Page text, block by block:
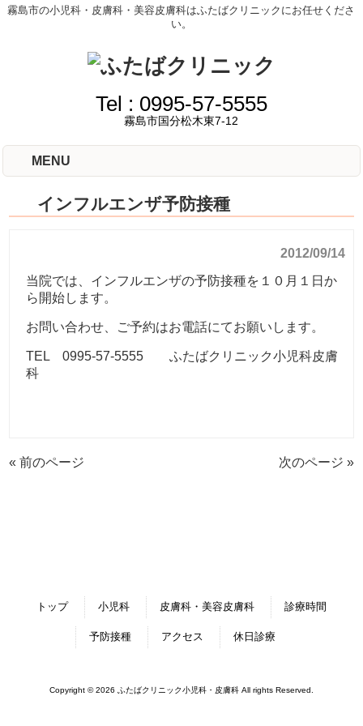
霧島市の小児科・皮膚科・美容皮膚科はふたばクリニックにお任せくださ
い。
Tel : 0995-57-5555
霧島市国分松木東7-12
MENU
インフルエンザ予防接種
2012/09/14
当院では、インフルエンザの予防接種を１０月１日か
ら開始します。
お問い合わせ、ご予約はお電話にてお願いします。
TEL 0995-57-5555 ふたばクリニック小児科皮膚
科
« 前のページ 次のページ »
トップ 小児科 皮膚科・美容皮膚科 診療時間
予防接種 アクセス 休日診療
Copyright © 2026 ふたばクリニック小児科・皮膚科 All rights Reserved.